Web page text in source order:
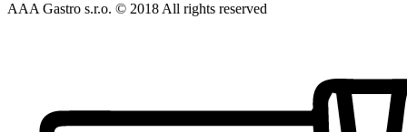
AAA Gastro s.r.o. © 2018 All rights reserved​